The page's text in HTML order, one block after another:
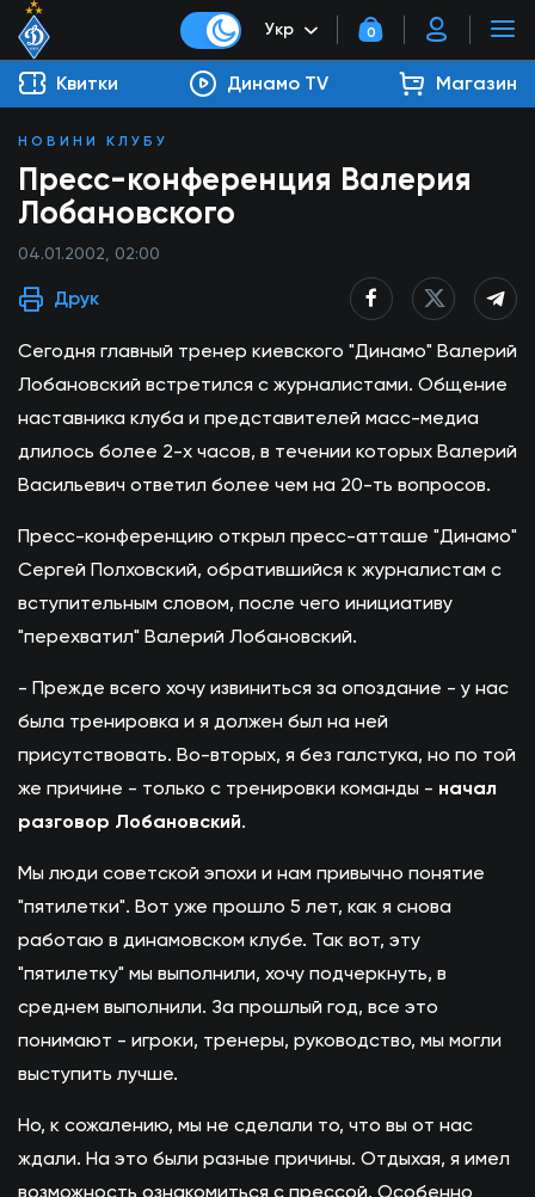
Укр 0
Квитки Динамо TV Магазин
НОВИНИ КЛУБУ
Пресс-конференция Валерия
Лобановского
04.01.2002, 02:00
Друк
Сегодня главный тренер киевского "Динамо" Валерий
Лобановский встретился с журналистами. Общение
наставника клуба и представителей масс-медиа
длилось более 2-х часов, в течении которых Валерий
Васильевич ответил более чем на 20-ть вопросов.
Пресс-конференцию открыл пресс-атташе "Динамо"
Сергей Полховский, обратившийся к журналистам с
вступительным словом, после чего инициативу
"перехватил" Валерий Лобановский.
- Прежде всего хочу извиниться за опоздание - у нас
была тренировка и я должен был на ней
присутствовать. Во-вторых, я без галстука, но по той
же причине - только с тренировки команды - начал
разговор Лобановский.
Мы люди советской эпохи и нам привычно понятие
"пятилетки". Вот уже прошло 5 лет, как я снова
работаю в динамовском клубе. Так вот, эту
"пятилетку" мы выполнили, хочу подчеркнуть, в
среднем выполнили. За прошлый год, все это
понимают - игроки, тренеры, руководство, мы могли
выступить лучше.
Но, к сожалению, мы не сделали то, что вы от нас
ждали. На это были разные причины. Отдыхая, я имел
возможность ознакомиться с прессой. Особенно